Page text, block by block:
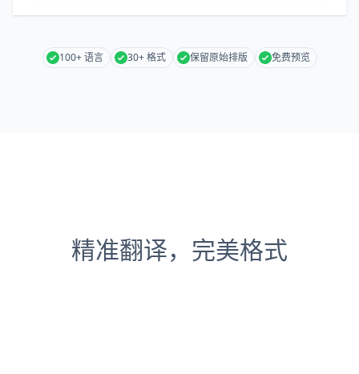
100+ 语言 30+ 格式 保留原始排版 免费预览
精准翻译，完美格式